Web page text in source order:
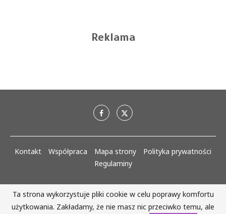
Reklama
Kontakt Współpraca Mapa strony
Polityka prywatności
Regulaminy
www.woh.group
Ta strona wykorzystuje pliki cookie w celu poprawy komfortu
użytkowania. Zakładamy, że nie masz nic przeciwko temu, ale